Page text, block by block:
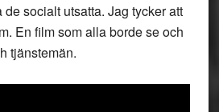
de socialt utsatta. Jag tycker att
En film som alla borde se och
tjänstemän.